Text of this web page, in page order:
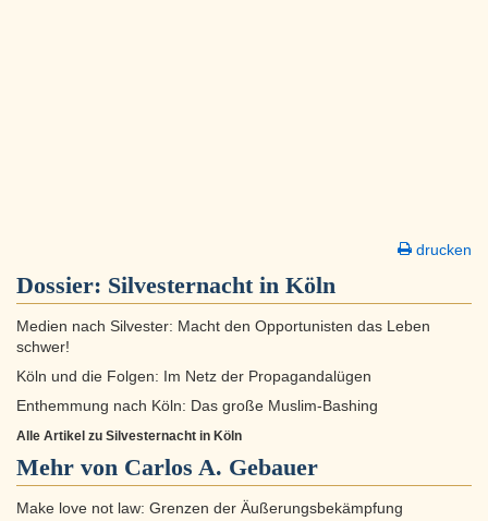
drucken
Dossier: Silvesternacht in Köln
Medien nach Silvester: Macht den Opportunisten das Leben
schwer!
Köln und die Folgen: Im Netz der Propagandalügen
Enthemmung nach Köln: Das große Muslim-Bashing
Alle Artikel zu Silvesternacht in Köln
Mehr von Carlos A. Gebauer
Make love not law: Grenzen der Äußerungsbekämpfung